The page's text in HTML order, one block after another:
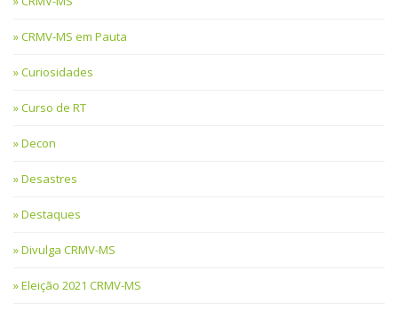
CRMV-MS em Pauta
Curiosidades
Curso de RT
Decon
Desastres
Destaques
Divulga CRMV-MS
Eleição 2021 CRMV-MS